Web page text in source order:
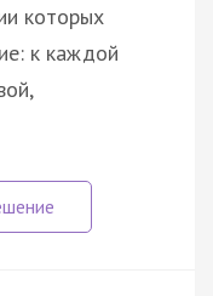
которых
к каждой